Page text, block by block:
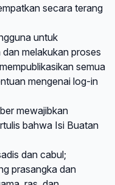
secara terang
untuk
melakukan proses
semua
mengenai log-in
mewajibkan
bahwa Isi Buatan
dan cabul;
prasangka dan